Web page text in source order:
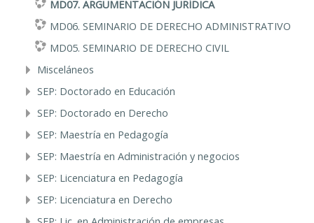
MD07. ARGUMENTACIÓN JURÍDICA
MD06. SEMINARIO DE DERECHO ADMINISTRATIVO
MD05. SEMINARIO DE DERECHO CIVIL
Misceláneos
SEP: Doctorado en Educación
SEP: Doctorado en Derecho
SEP: Maestría en Pedagogía
SEP: Maestría en Administración y negocios
SEP: Licenciatura en Pedagogía
SEP: Licenciatura en Derecho